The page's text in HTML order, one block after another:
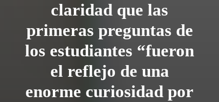
claridad que las
primeras preguntas de
los estudiantes “fueron
el reflejo de una
enorme curiosidad por